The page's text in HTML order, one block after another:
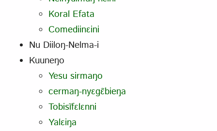
Koral Efata
Comediinɛini
Nu Diiloŋ-Nelma-i
Kuuneŋo
Yesu sirmaŋo
cermaŋ-nyɛgɛ̃bieŋa
Tobisĩfɛlɛnni
Yalɛiŋa